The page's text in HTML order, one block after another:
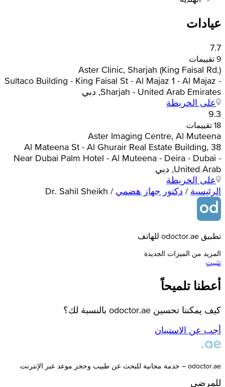
عيادات
7.7
9 تقييمات
Aster Clinic, Sharjah (King Faisal Rd.)
Sultaco Building - King Faisal St - Al Majaz 1 - Al Majaz -
Sharjah - United Arab Emirates, دبي
على الخريطة
9.3
18 تقييمات
Aster Imaging Centre, Al Muteena
38 Al Mateena St - Al Ghurair Real Estate Building,
Near Dubai Palm Hotel - Al Muteena - Deira - Dubai -
United Arab, دبي
على الخريطة
الرئيسية / دكتور جهاز هضمي /
Dr. Sahil Sheikh
تطبيق odoctor.ae للهاتف
المزيد من الميزات الجديدة
تثبيت
أعطنا تلميحاً
كيف يمكننا تحسين odoctor.ae بالنسبة لك؟
أجب عن الاستبيان
odoctor.ae – خدمة مجانية للبحث عن طبيب وحجز موعد عبر الإنترنت
للمرضى